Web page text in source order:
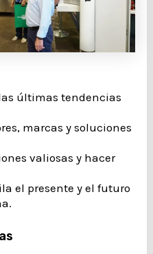
últimas tendencias
marcas y soluciones
valiosas y hacer
el presente y el futuro